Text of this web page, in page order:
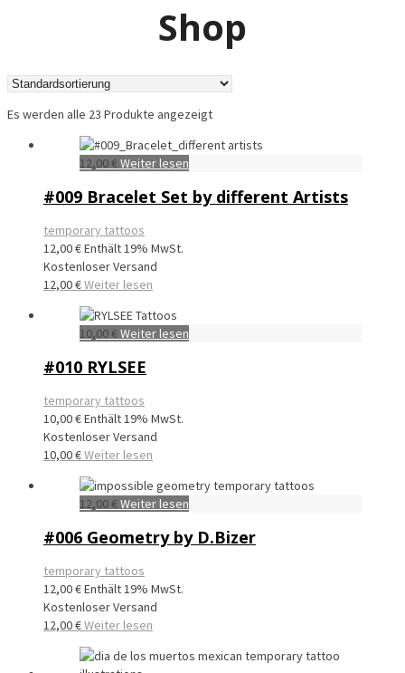
Shop
Es werden alle 23 Produkte angezeigt
12,00€ Weiter lesen
#009 Bracelet Set by different Artists
temporary tattoos
12,00€Enthält 19% MwSt.
Kostenloser Versand
12,00€Weiter lesen
10,00€ Weiter lesen
#010 RYLSEE
temporary tattoos
10,00€Enthält 19% MwSt.
Kostenloser Versand
10,00€Weiter lesen
12,00€ Weiter lesen
#006 Geometry by D.Bizer
temporary tattoos
12,00€Enthält 19% MwSt.
Kostenloser Versand
12,00€Weiter lesen